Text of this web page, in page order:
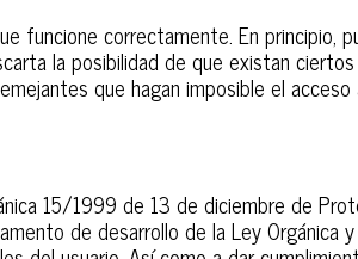
funcione correctamente. En
la posibilidad de que existan
que hagan imposible el acceso
15/1999 de 13 de diciembre de
de desarrollo de la Ley